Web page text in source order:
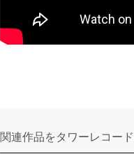
関連作品をタワーレコー